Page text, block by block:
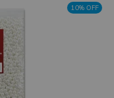
10% OFF